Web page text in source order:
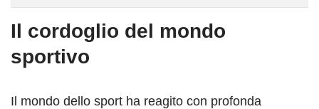
Il cordoglio del mondo
sportivo
Il mondo dello sport ha reagito con profonda